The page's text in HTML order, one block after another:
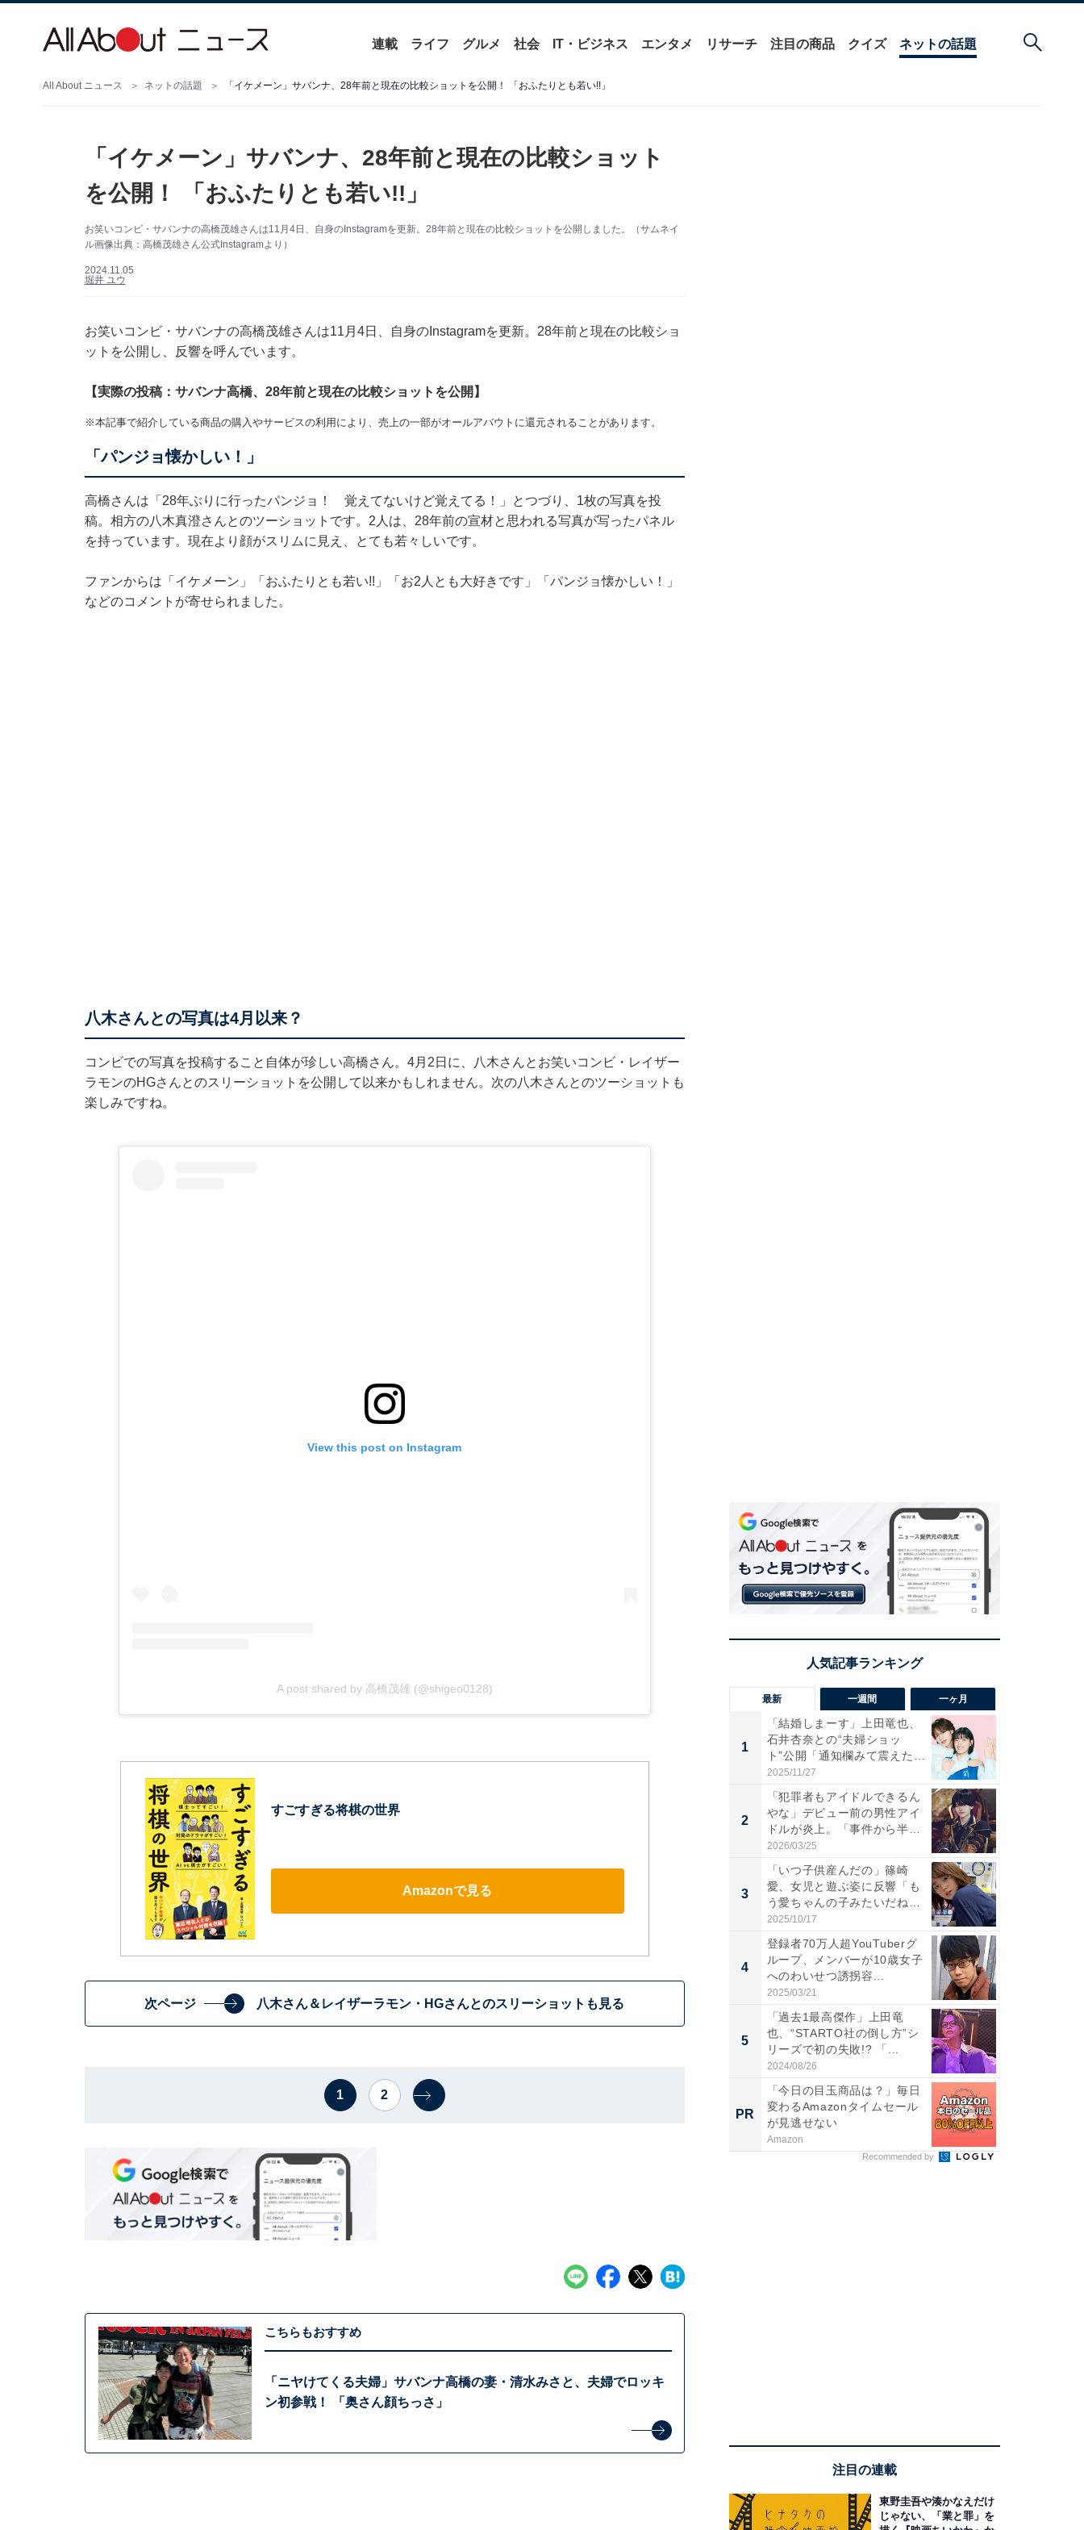
連載 ライフ グルメ 社会 IT・ビジネス エンタメ リサーチ 注目の商品 クイズ ネットの話題
All About ニュース ネットの話題 「イケメーン」サバンナ、28年前と現在の比較ショットを公開！ 「おふたりとも若い!!」
「イケメーン」サバンナ、28年前と現在の比較ショット
を公開！ 「おふたりとも若い!!」
お笑いコンビ・サバンナの高橋茂雄さんは11月4日、自身のInstagramを更新。28年前と現在の比較ショットを公開しました。（サムネイ
ル画像出典：高橋茂雄さん公式Instagramより）
2024.11.05
堀井 ユウ
お笑いコンビ・サバンナの高橋茂雄さんは11月4日、自身のInstagramを更新。28年前と現在の比較ショ
ットを公開し、反響を呼んでいます。
【実際の投稿：サバンナ高橋、28年前と現在の比較ショットを公開】
※本記事で紹介している商品の購入やサービスの利用により、売上の一部がオールアバウトに還元されることがあります。
「パンジョ懐かしい！」
高橋さんは「28年ぶりに行ったパンジョ！ 覚えてないけど覚えてる！」とつづり、1枚の写真を投
稿。相方の八木真澄さんとのツーショットです。2人は、28年前の宣材と思われる写真が写ったパネル
を持っています。現在より顔がスリムに見え、とても若々しいです。
ファンからは「イケメーン」「おふたりとも若い!!」「お2人とも大好きです」「パンジョ懐かしい！」
などのコメントが寄せられました。
八木さんとの写真は4月以来？
コンビでの写真を投稿すること自体が珍しい高橋さん。4月2日に、八木さんとお笑いコンビ・レイザー
ラモンのHGさんとのスリーショットを公開して以来かもしれません。次の八木さんとのツーショットも
楽しみですね。
View this post on Instagram
A post shared by 高橋茂雄 (@shigeo0128)
すごすぎる将棋の世界
Amazonで見る
次ページ 八木さん＆レイザーラモン・HGさんとのスリーショットも見る
1 2
こちらもおすすめ
「ニヤけてくる夫婦」サバンナ高橋の妻・清水みさと、夫婦でロッキ
ン初参戦！ 「奥さん顔ちっさ」
最新 一週間 一ヶ月
1
「結婚しまーす」上田竜也、
石井杏奈との“夫婦ショッ
ト”公開「通知欄みて震えた」
「...
2025/11/27
2
「犯罪者もアイドルできるん
やな」デビュー前の男性アイ
ドルが炎上。「事件から半年
も...
2026/03/25
3
「いつ子供産んだの」篠崎
愛、女児と遊ぶ姿に反響「も
う愛ちゃんの子みたいだね」
「完...
2025/10/17
4
登録者70万人超YouTuberグ
ループ、メンバーが10歳女子
へのわいせつ誘拐容...
2025/03/21
5
「過去1最高傑作」上田竜
也、“STARTO社の倒し方”シ
リーズで初の失敗!? 「...
2024/08/26
PR
「今日の目玉商品は？」毎日
変わるAmazonタイムセール
が見逃せない
Amazon
Recommended by
注目の連載
東野圭吾や湊かなえだけ
じゃない、「業と罪」を